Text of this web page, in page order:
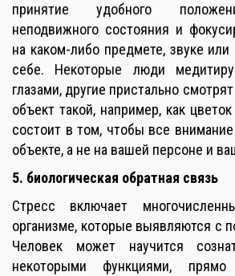
принятие удобного
неподвижного состояния и
на каком-либо предмете, звуке
себе. Некоторые люди
глазами, другие пристально
объект такой, например, как
состоит в том, чтобы все
объекте, а не на вашей персоне и
5. биологическая обратная связь
Стресс включает
организме, которые выявляются с
Человек может научится
некоторыми функциями,